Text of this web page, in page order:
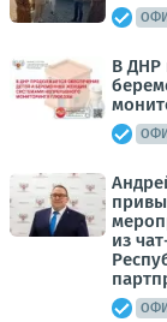
В ДНР
из